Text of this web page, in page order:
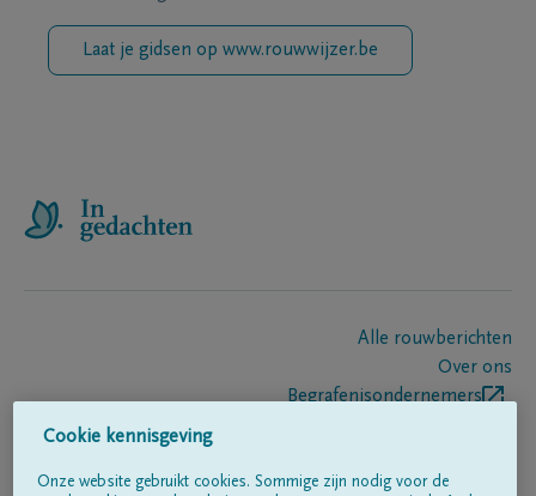
Laat je gidsen op www.rouwwijzer.be
Alle rouwberichten
Over ons
Begrafenisondernemers
Cookie kennisgeving
Onze website gebruikt cookies. Sommige zijn nodig voor de